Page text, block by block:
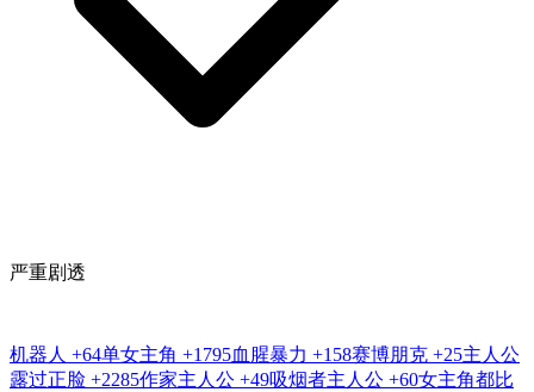
严重剧透
机器人 +64单女主角 +1795血腥暴力 +158赛博朋克 +25主人公
露过正脸 +2285作家主人公 +49吸烟者主人公 +60女主角都比